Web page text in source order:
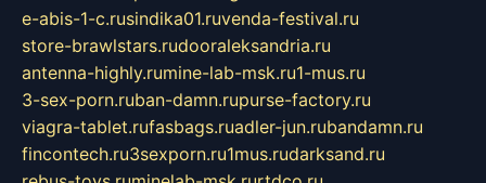
e-abis-1-c.rusindika01.ruvenda-festival.ru
store-brawlstars.rudooraleksandria.ru
antenna-highly.rumine-lab-msk.ru1-mus.ru
3-sex-porn.ruban-damn.rupurse-factory.ru
viagra-tablet.rufasbags.ruadler-jun.rubandamn.ru
fincontech.ru3sexporn.ru1mus.rudarksand.ru